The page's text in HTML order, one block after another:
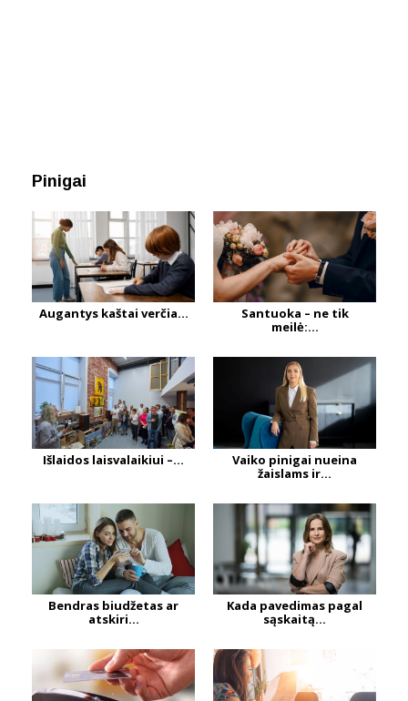
Pinigai
Augantys kaštai verčia...
Santuoka – ne tik
meilė:...
Išlaidos laisvalaikiui –...
Vaiko pinigai nueina
žaislams ir...
Bendras biudžetas ar
atskiri...
Kada pavedimas pagal
sąskaitą...